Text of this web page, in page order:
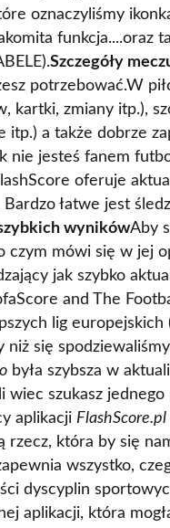
oznaczyliśmy
funkcja....oraz
Szczegóły
potrzebować.W
kartki, zmiany itp.),
itp.) a także dobrze
nie jesteś fanem
oferuje
łatwe jest
wynikówAby
czym mówi się w jej
jak szybko
and The
lig europejskich
niż się
była szybsza w
wiec szukasz
aplikacji
rzecz, która by się
wszystko,
dyscyplin
aplikacji, która